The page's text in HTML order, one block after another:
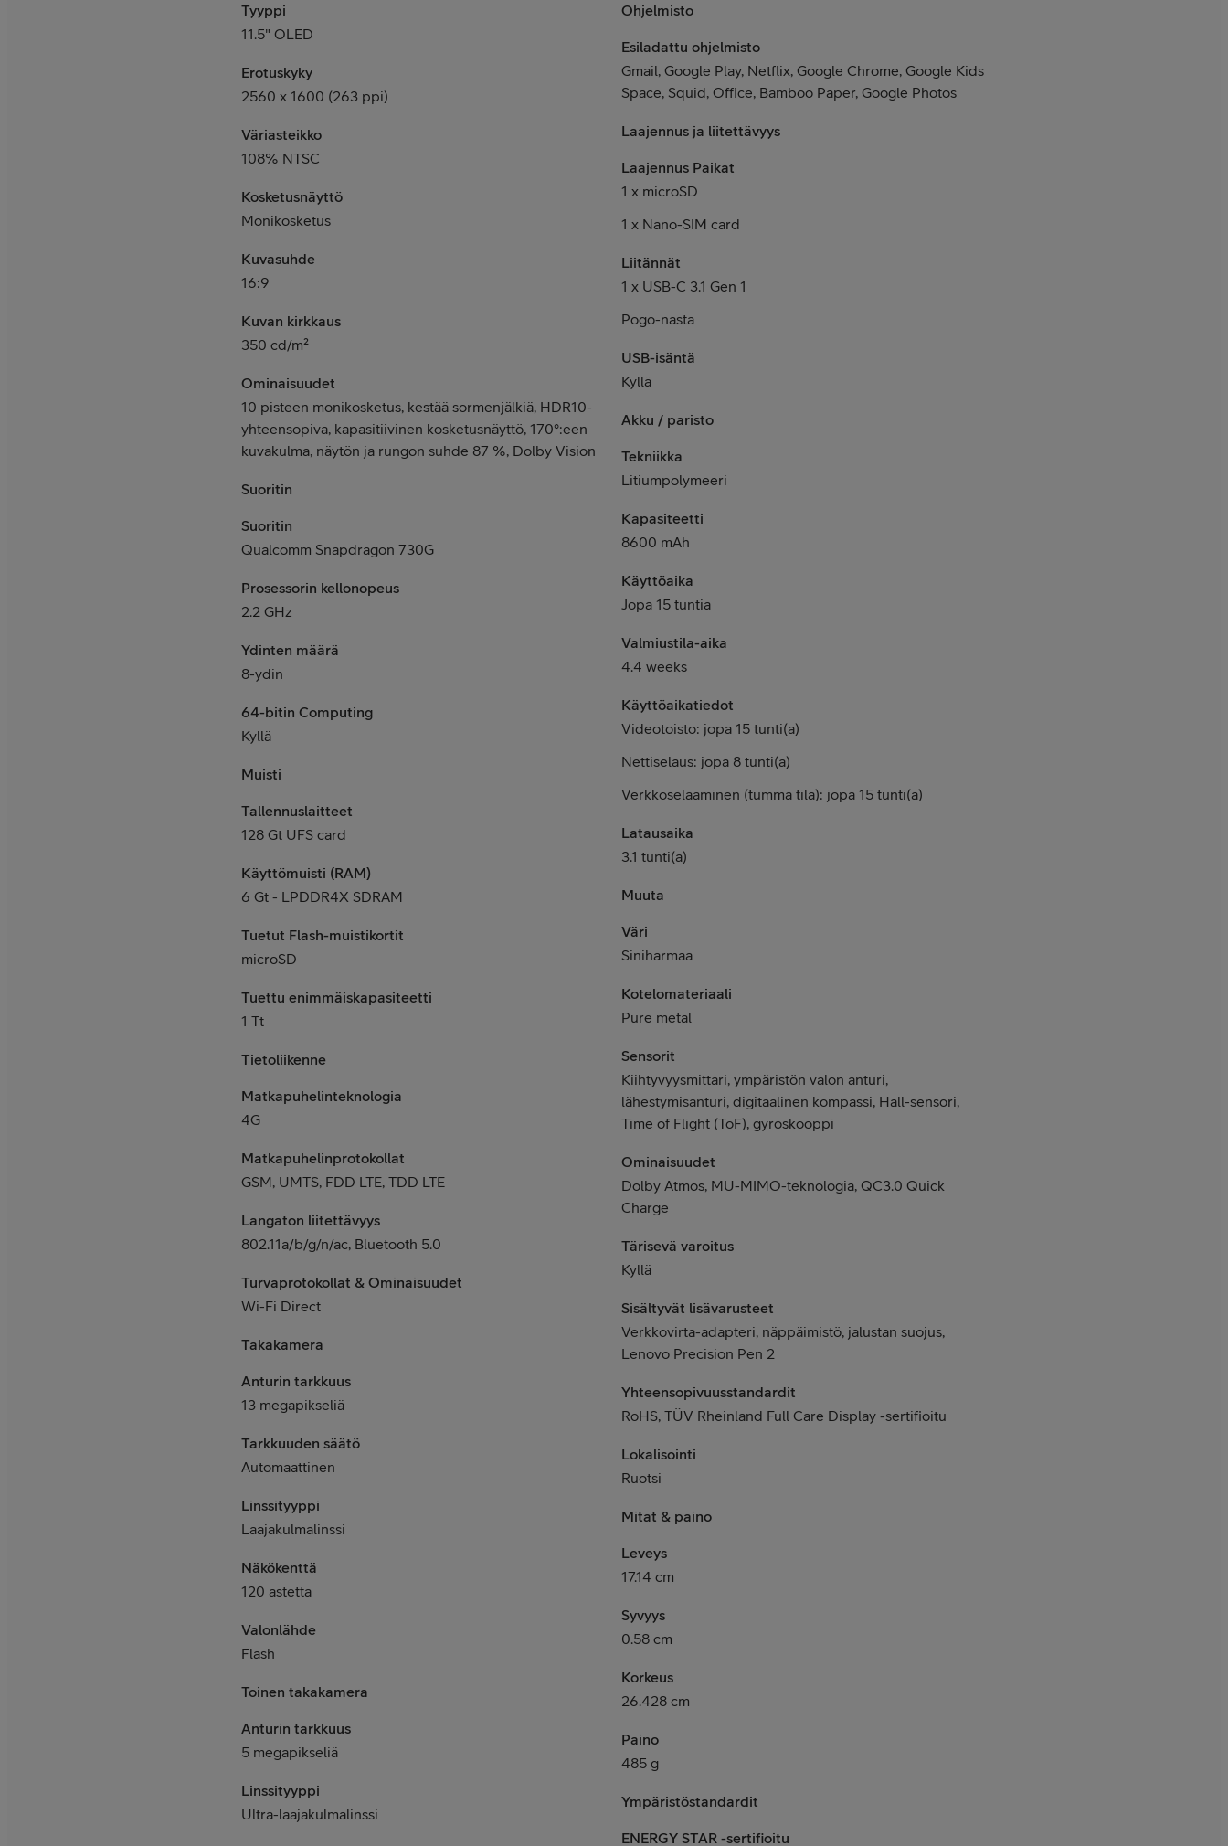
Tyyppi
11.5" OLED
Erotuskyky
2560 x 1600 (263 ppi)
Väriasteikko
108% NTSC
Kosketusnäyttö
Monikosketus
Kuvasuhde
16:9
Kuvan kirkkaus
350 cd/m²
Ominaisuudet
10 pisteen monikosketus, kestää sormenjälkiä, HDR10-
yhteensopiva, kapasitiivinen kosketusnäyttö, 170°:een
kuvakulma, näytön ja rungon suhde 87 %, Dolby Vision
Suoritin
Suoritin
Qualcomm Snapdragon 730G
Prosessorin kellonopeus
2.2 GHz
Ydinten määrä
8-ydin
64-bitin Computing
Kyllä
Muisti
Tallennuslaitteet
128 Gt UFS card
Käyttömuisti (RAM)
6 Gt - LPDDR4X SDRAM
Tuetut Flash-muistikortit
microSD
Tuettu enimmäiskapasiteetti
1 Tt
Tietoliikenne
Matkapuhelinteknologia
4G
Matkapuhelinprotokollat
GSM, UMTS, FDD LTE, TDD LTE
Langaton liitettävyys
802.11a/b/g/n/ac, Bluetooth 5.0
Turvaprotokollat & Ominaisuudet
Wi-Fi Direct
Takakamera
Anturin tarkkuus
13 megapikseliä
Tarkkuuden säätö
Automaattinen
Linssityyppi
Laajakulmalinssi
Näkökenttä
120 astetta
Valonlähde
Flash
Toinen takakamera
Anturin tarkkuus
5 megapikseliä
Linssityyppi
Ultra-laajakulmalinssi
Ohjelmisto
Esiladattu ohjelmisto
Gmail, Google Play, Netflix, Google Chrome, Google Kids
Space, Squid, Office, Bamboo Paper, Google Photos
Laajennus ja liitettävyys
Laajennus Paikat
1 x microSD
1 x Nano-SIM card
Liitännät
1 x USB-C 3.1 Gen 1
Pogo-nasta
USB-isäntä
Kyllä
Akku / paristo
Tekniikka
Litiumpolymeeri
Kapasiteetti
8600 mAh
Käyttöaika
Jopa 15 tuntia
Valmiustila-aika
4.4 weeks
Käyttöaikatiedot
Videotoisto: jopa 15 tunti(a)
Nettiselaus: jopa 8 tunti(a)
Verkkoselaaminen (tumma tila): jopa 15 tunti(a)
Latausaika
3.1 tunti(a)
Muuta
Väri
Siniharmaa
Kotelomateriaali
Pure metal
Sensorit
Kiihtyvyysmittari, ympäristön valon anturi,
lähestymisanturi, digitaalinen kompassi, Hall-sensori,
Time of Flight (ToF), gyroskooppi
Ominaisuudet
Dolby Atmos, MU-MIMO-teknologia, QC3.0 Quick
Charge
Tärisevä varoitus
Kyllä
Sisältyvät lisävarusteet
Verkkovirta-adapteri, näppäimistö, jalustan suojus,
Lenovo Precision Pen 2
Yhteensopivuusstandardit
RoHS, TÜV Rheinland Full Care Display -sertifioitu
Lokalisointi
Ruotsi
Mitat & paino
Leveys
17.14 cm
Syvyys
0.58 cm
Korkeus
26.428 cm
Paino
485 g
Ympäristöstandardit
ENERGY STAR -sertifioitu